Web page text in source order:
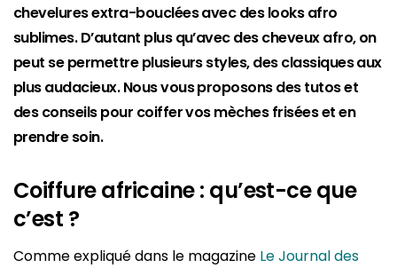
chevelures extra-bouclées avec des looks afro
sublimes. D’autant plus qu’avec des cheveux afro, on
peut se permettre plusieurs styles, des classiques aux
plus audacieux. Nous vous proposons des tutos et
des conseils pour coiffer vos mèches frisées et en
prendre soin.
Coiffure africaine : qu’est-ce que
c’est ?
Comme expliqué dans le magazine Le Journal des